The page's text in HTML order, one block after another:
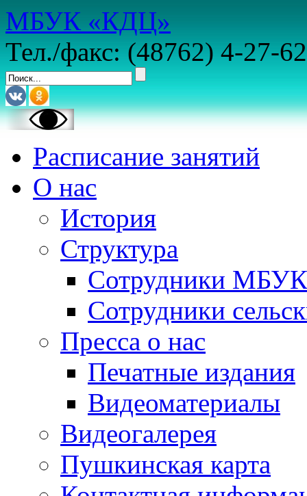
МБУК «КДЦ»
Тел./факс: (48762) 4-27-62
Расписание занятий
О нас
История
Структура
Сотрудники
Сотрудники
Пресса о нас
Печатные издания
Видеоматериалы
Видеогалерея
Пушкинская карта